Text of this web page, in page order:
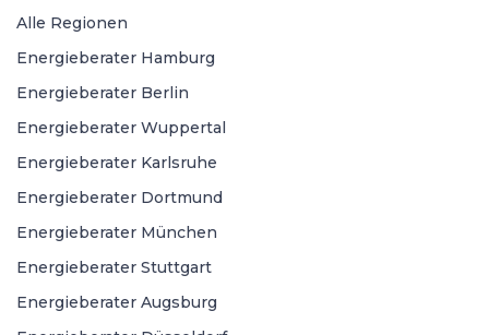
Alle Regionen
Energieberater Hamburg
Energieberater Berlin
Energieberater Wuppertal
Energieberater Karlsruhe
Energieberater Dortmund
Energieberater München
Energieberater Stuttgart
Energieberater Augsburg